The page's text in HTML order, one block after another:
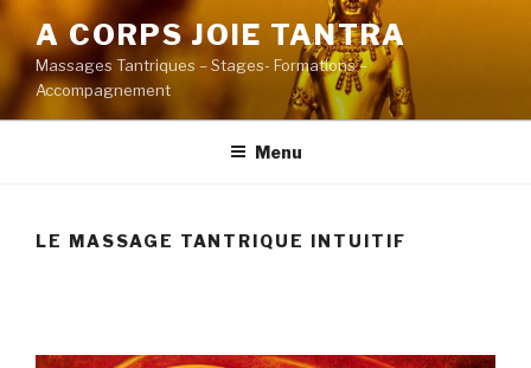
Aller
au
contenu
principal
A CORPS JOIE TANTRA
Massages Tantriques – Stages- Formations –
Accompagnement
Menu
LE MASSAGE TANTRIQUE INTUITIF